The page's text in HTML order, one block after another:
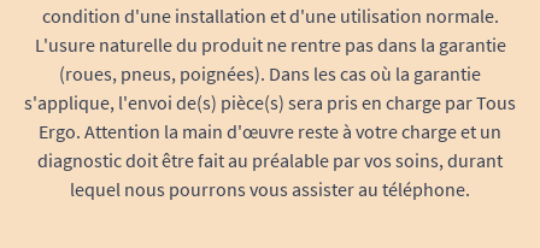
condition d'une installation et d'une utilisation normale.
L'usure naturelle du produit ne rentre pas dans la garantie
(roues, pneus, poignées). Dans les cas où la garantie
s'applique, l'envoi de(s) pièce(s) sera pris en charge par Tous
Ergo. Attention la main d'œuvre reste à votre charge et un
diagnostic doit être fait au préalable par vos soins, durant
lequel nous pourrons vous assister au téléphone.